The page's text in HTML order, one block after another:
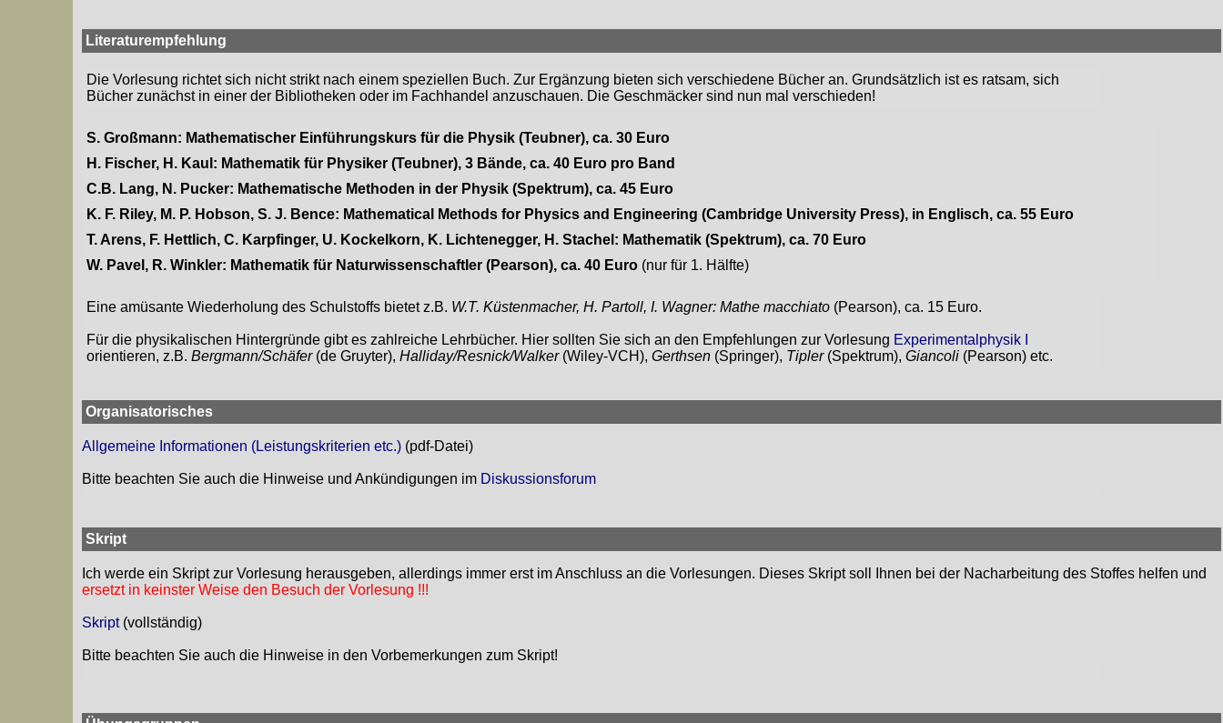
Literaturempfehlung
Die Vorlesung richtet sich nicht strikt nach einem speziellen Buch. Zur Ergänzung bieten sich verschiedene Bücher an. Grundsätzlich ist es ratsam, sich
Bücher zunächst in einer der Bibliotheken oder im Fachhandel anzuschauen. Die Geschmäcker sind nun mal verschieden!
S. Großmann: Mathematischer Einführungskurs für die Physik (Teubner), ca. 30 Euro
H. Fischer, H. Kaul: Mathematik für Physiker (Teubner), 3 Bände, ca. 40 Euro pro Band
C.B. Lang, N. Pucker: Mathematische Methoden in der Physik (Spektrum), ca. 45 Euro
K. F. Riley, M. P. Hobson, S. J. Bence: Mathematical Methods for Physics and Engineering (Cambridge University Press), in Englisch, ca. 55 Euro
T. Arens, F. Hettlich, C. Karpfinger, U. Kockelkorn, K. Lichtenegger, H. Stachel: Mathematik (Spektrum), ca. 70 Euro
W. Pavel, R. Winkler: Mathematik für Naturwissenschaftler (Pearson), ca. 40 Euro (nur für 1. Hälfte)
Eine amüsante Wiederholung des Schulstoffs bietet z.B. W.T. Küstenmacher, H. Partoll, I. Wagner: Mathe macchiato (Pearson), ca. 15 Euro.
Für die physikalischen Hintergründe gibt es zahlreiche Lehrbücher. Hier sollten Sie sich an den Empfehlungen zur Vorlesung Experimentalphysik I
orientieren, z.B. Bergmann/Schäfer(de Gruyter), Halliday/Resnick/Walker(Wiley-VCH), Gerthsen (Springer), Tipler(Spektrum), Giancoli (Pearson) etc.
Organisatorisches
Allgemeine Informationen (Leistungskriterien etc.) (pdf-Datei)
Bitte beachten Sie auch die Hinweise und Ankündigungen im Diskussionsforum
Skript
Ich werde ein Skript zur Vorlesung herausgeben, allerdings immer erst im Anschluss an die Vorlesungen. Dieses Skript soll Ihnen bei der Nacharbeitung des Stoffes helfen und
ersetzt in keinster Weise den Besuch der Vorlesung !!!
Skript (vollständig)
Bitte beachten Sie auch die Hinweise in den Vorbemerkungen zum Skript!